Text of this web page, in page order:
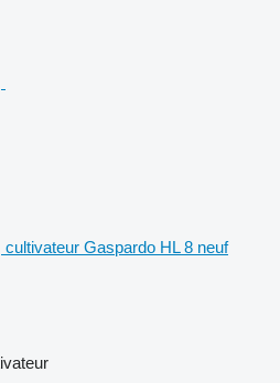
cultivateur Gaspardo HL 8 neuf